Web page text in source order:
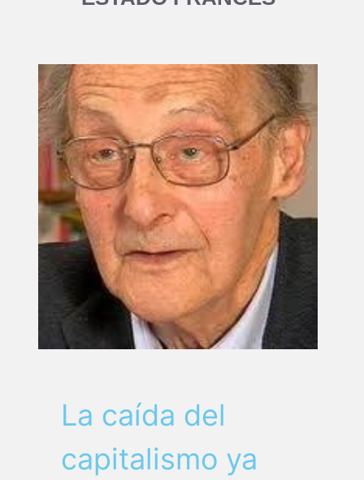
La caída del
capitalismo ya